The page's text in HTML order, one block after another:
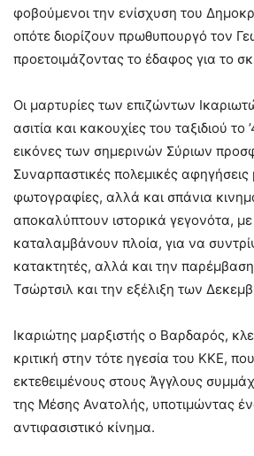
φοβούμενοι την ενίσχυση του
οπότε διορίζουν πρωθυπουργό τον
προετοιμάζοντας το έδαφος για το
Οι μαρτυρίες των επιζώντων
ασιτία και κακουχίες του ταξιδιού
εικόνες των σημερινών Σύριων
Συναρπαστικές πολεμικές
φωτογραφίες, αλλά και σπάνια
αποκαλύπτουν ιστορικά γεγονότα,
καταλαμβάνουν πλοία, για να
κατακτητές, αλλά και την παρέμβαση
Τσώρτσιλ και την εξέλιξη των
Ικαριώτης μαρξιστής ο Βαρδαρός,
κριτική στην τότε ηγεσία του ΚΚΕ,
εκτεθειμένους στους Άγγλους
της Μέσης Ανατολής, υποτιμώντας
αντιφασιστικό κίνημα.